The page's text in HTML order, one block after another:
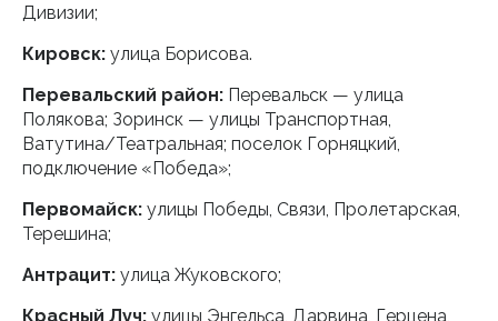
Дивизии;
Кировск: улица Борисова.
Перевальский район: Перевальск — улица
Полякова; Зоринск — улицы Транспортная,
Ватутина/Театральная; поселок Горняцкий,
подключение «Победа»;
Первомайск: улицы Победы, Связи, Пролетарская,
Терешина;
Антрацит: улица Жуковского;
Красный Луч: улицы Энгельса, Дарвина, Герцена,